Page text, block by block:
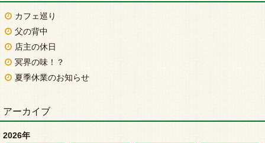
カフェ巡り
父の背中
店主の休日
冥界の味！？
夏季休業のお知らせ
アーカイブ
2026年